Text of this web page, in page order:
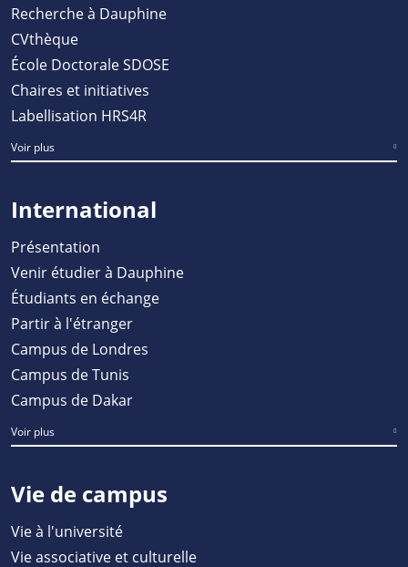
Recherche à Dauphine
CVthèque
École Doctorale SDOSE
Chaires et initiatives
Labellisation HRS4R
Voir plus
International
Présentation
Venir étudier à Dauphine
Étudiants en échange
Partir à l'étranger
Campus de Londres
Campus de Tunis
Campus de Dakar
Voir plus
Vie de campus
Vie à l'université
Vie associative et culturelle